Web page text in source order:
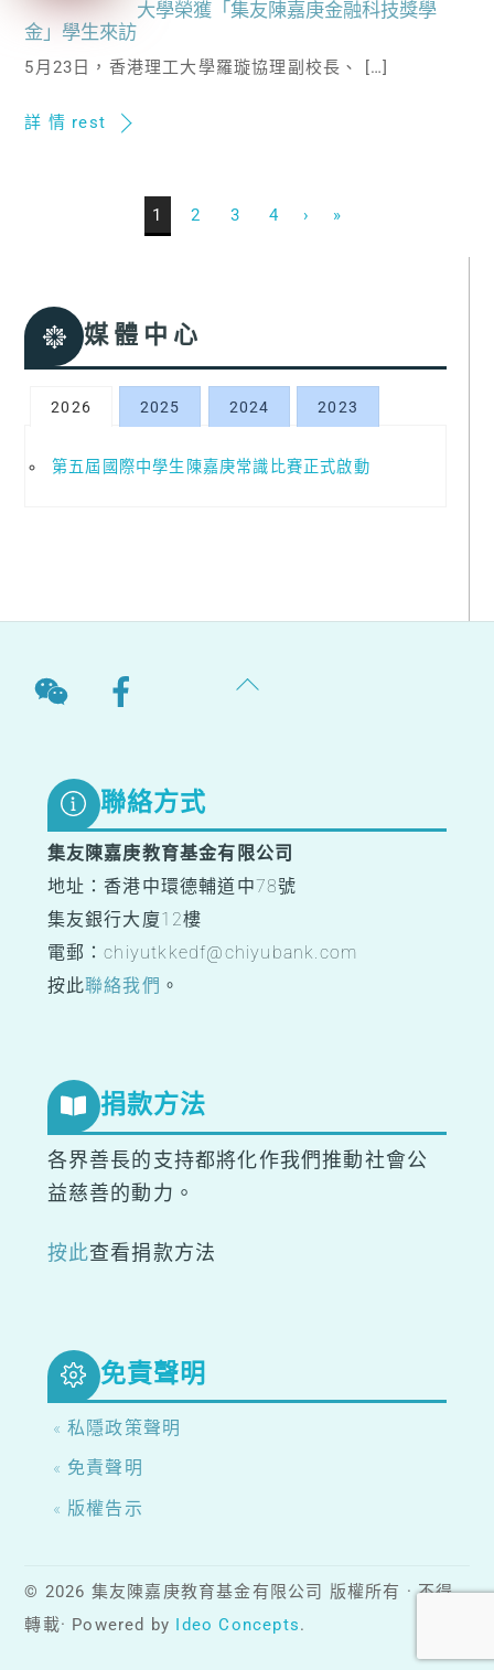
大學榮獲「集友陳嘉庚金融科技獎學
金」學生來訪
5月23日，香港理工大學羅璇協理副校長、 […]
詳 情 rest
1 2 3 4 › »
媒體中心
2026 2025 2024 2023
第五屆國際中學生陳嘉庚常識比賽正式啟動
Back
聯絡方式
集友陳嘉庚教育基金有限公司
地址：香港中環德輔道中78號
集友銀行大廈12樓
電郵：chiyutkkedf@chiyubank.com
按此聯絡我們 。
捐款方法
各界善長的支持都將化作我們推動社會公
益慈善的動力。
按此查看捐款方法
免責聲明
« 私隱政策聲明
« 免責聲明
« 版權告示
© 2026 集友陳嘉庚教育基金有限公司 版權所有 · 不得
轉載· Powered by Ideo Concepts.